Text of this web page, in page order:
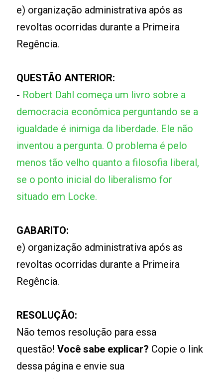
e) organização administrativa após as
revoltas ocorridas durante a Primeira
Regência.
QUESTÃO ANTERIOR:
- Robert Dahl começa um livro sobre a
democracia econômica perguntando se a
igualdade é inimiga da liberdade. Ele não
inventou a pergunta. O problema é pelo
menos tão velho quanto a filosofia liberal,
se o ponto inicial do liberalismo for
situado em Locke.
GABARITO:
e) organização administrativa após as
revoltas ocorridas durante a Primeira
Regência.
RESOLUÇÃO:
Não temos resolução para essa
questão!Você sabe explicar? Copie o link
dessa página e envie sua